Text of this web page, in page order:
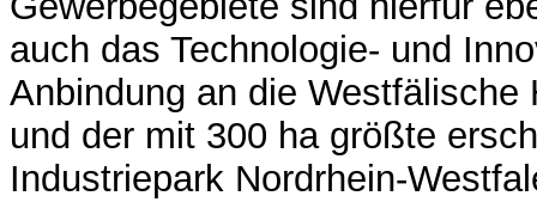
auch das Technologie- und
Anbindung an die Westfälische
und der mit 300 ha größte
Industriepark Nordrhein-